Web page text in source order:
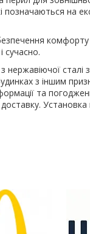
позначаються на
сучасно.
сталі
з іншим
та
Установка